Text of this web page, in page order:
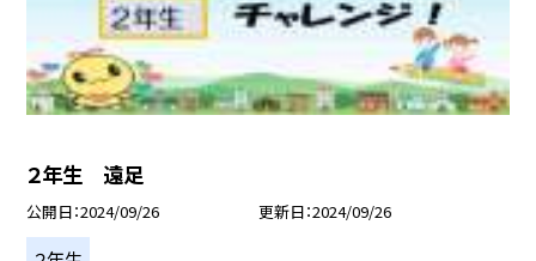
２年生 遠足
公開日 2024/09/26 更新日 2024/09/26